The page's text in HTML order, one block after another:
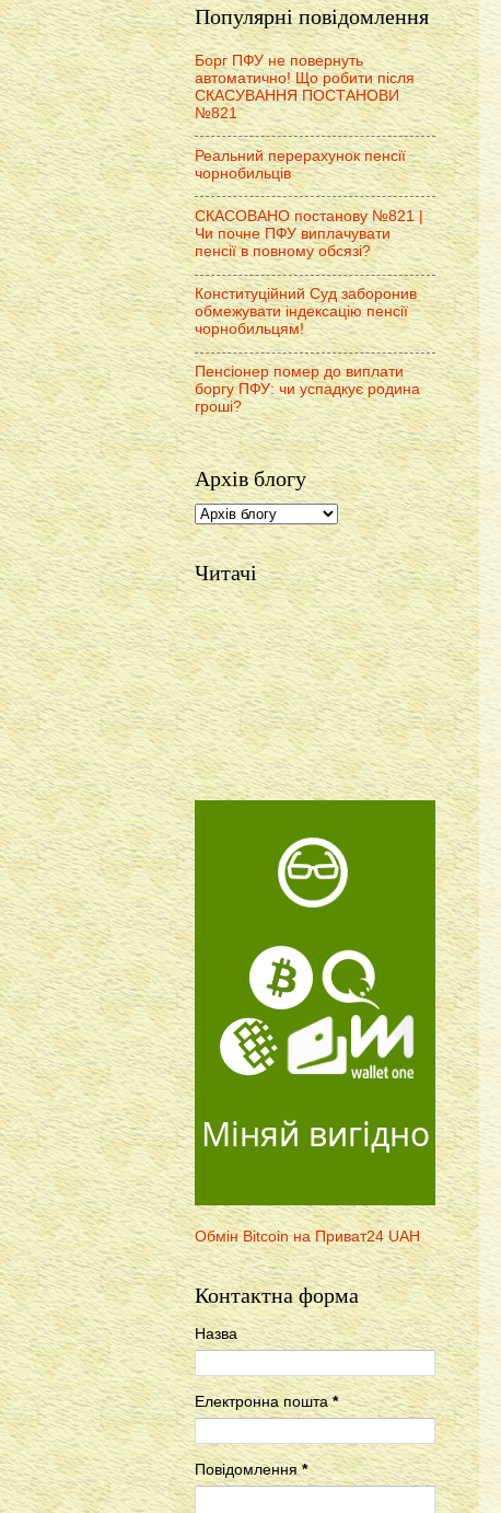
Популярні повідомлення
Борг ПФУ не повернуть
автоматично! Що робити після
СКАСУВАННЯ ПОСТАНОВИ
№821
Реальний перерахунок пенсії
чорнобильців
СКАСОВАНО постанову №821 |
Чи почне ПФУ виплачувати
пенсії в повному обсязі?
Конституційний Суд заборонив
обмежувати індексацію пенсії
чорнобильцям!
Пенсіонер помер до виплати
боргу ПФУ: чи успадкує родина
гроші?
Архів блогу
Читачі
Міняй вигідно
Обмін Bitcoin на Приват24 UAH
Контактна форма
Назва
Електронна пошта*
Повідомлення*